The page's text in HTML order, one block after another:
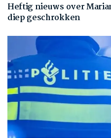
Heftig nieuws over
diep geschrokken